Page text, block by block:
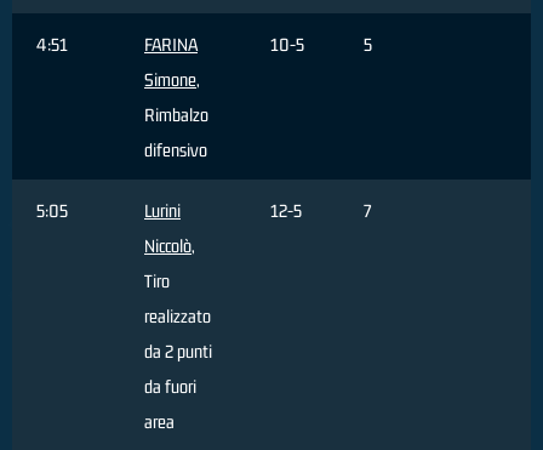
4:51
FARINA
Simone,
Rimbalzo
difensivo
10-5 5
5:05
Lurini
Niccolò,
Tiro
realizzato
da 2 punti
da fuori
area
12-5 7